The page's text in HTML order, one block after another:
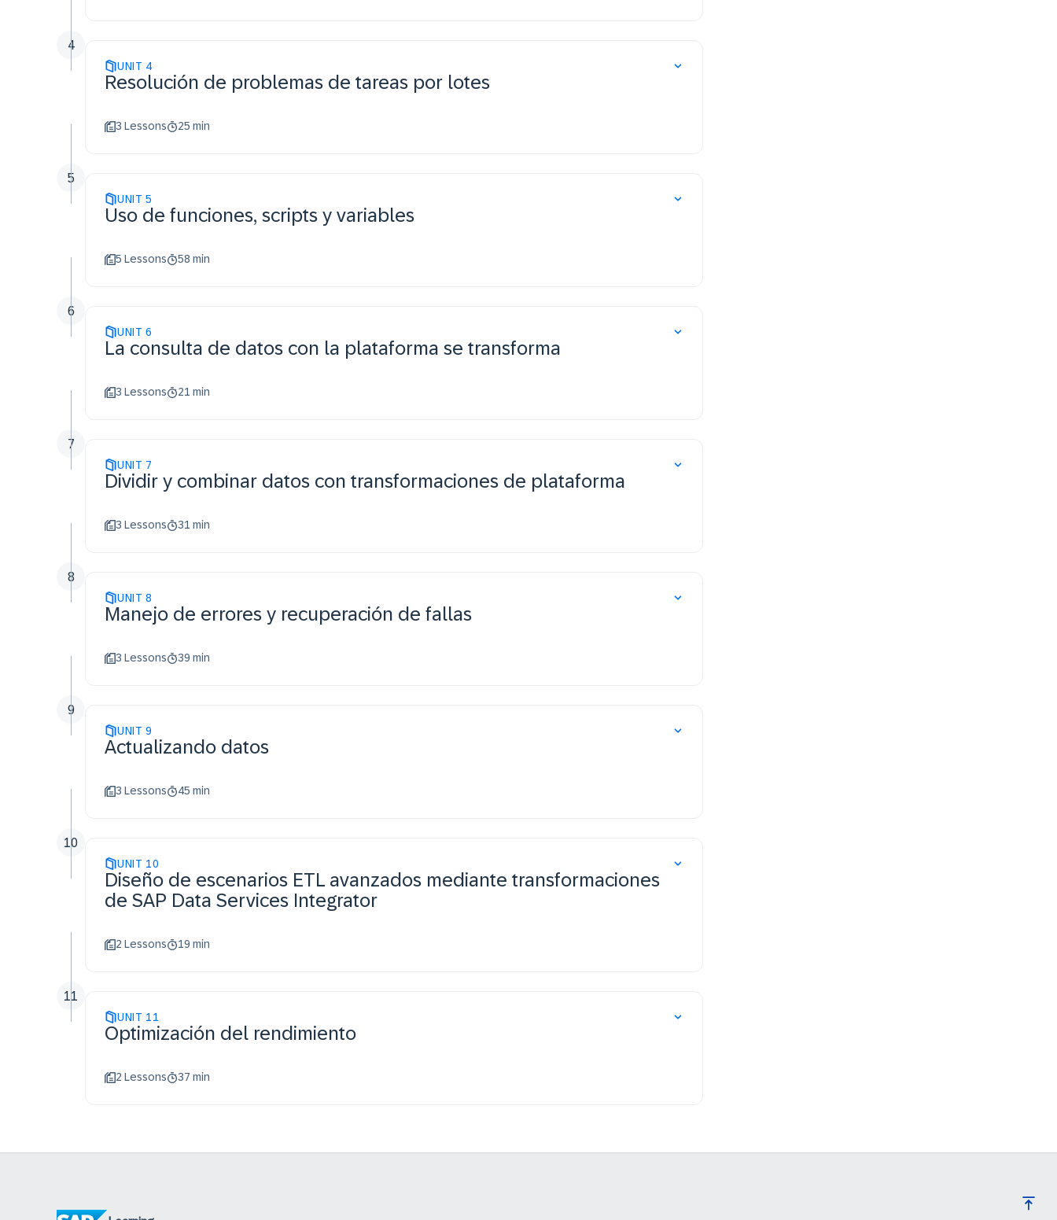
UNIT 4
Resolución de problemas de tareas por lotes
3 Lessons 25 min
4
UNIT 5
Uso de funciones, scripts y variables
5 Lessons 58 min
5
UNIT 6
La consulta de datos con la plataforma se transforma
3 Lessons 21 min
6
UNIT 7
Dividir y combinar datos con transformaciones de plataforma
3 Lessons 31 min
7
UNIT 8
Manejo de errores y recuperación de fallas
3 Lessons 39 min
8
UNIT 9
Actualizando datos
3 Lessons 45 min
9
UNIT 10
Diseño de escenarios ETL avanzados mediante transformaciones
de SAP Data Services Integrator
2 Lessons 19 min
10
UNIT 11
Optimización del rendimiento
2 Lessons 37 min
11